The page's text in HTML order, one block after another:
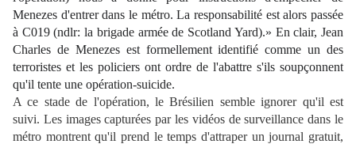
Menezes d'entrer dans le métro. La responsabilité est alors passée
à C019 (ndlr: la brigade armée de Scotland Yard).» En clair, Jean
Charles de Menezes est formellement identifié comme un des
terroristes et les policiers ont ordre de l'abattre s'ils soupçonnent
qu'il tente une opération-suicide.
A ce stade de l'opération, le Brésilien semble ignorer qu'il est
suivi. Les images capturées par les vidéos de surveillance dans le
métro montrent qu'il prend le temps d'attraper un journal gratuit,